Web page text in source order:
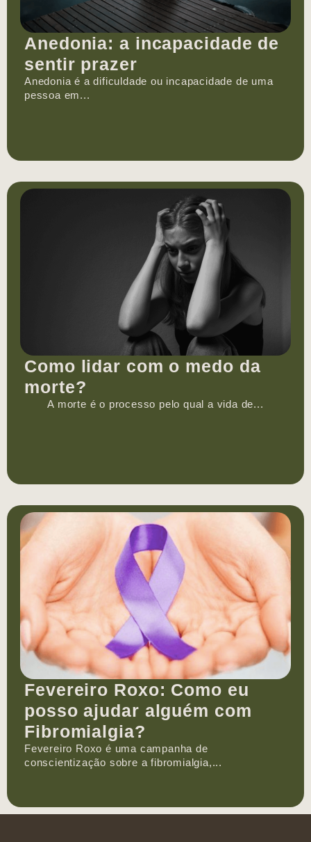
Anedonia: a incapacidade de
sentir prazer
Anedonia é a dificuldade ou incapacidade de uma
pessoa em...
Como lidar com o medo da
morte?
A morte é o processo pelo qual a vida de...
Fevereiro Roxo: Como eu
posso ajudar alguém com
Fibromialgia?
Fevereiro Roxo é uma campanha de
conscientização sobre a fibromialgia,...